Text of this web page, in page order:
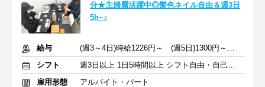
分★主婦層活躍中◎髪色ネイル自由＆週3日
5h~♪
給与
(週3～4日)時給1226円～ (週5日)1300円～ ＋交通費支給
シフト
週3日以上 1日5時間以上 シフト自由・自己申告
雇用形態
アルバイト・パート